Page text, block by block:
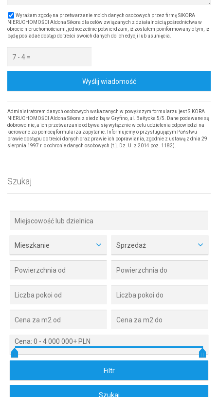
Wyrażam zgodę na przetwarzanie moich danych osobowych przez firmę SIKORA
NIERUCHOMOŚCI Aldona Sikora dla celów związanych z działalnością pośrednictwa w
obrocie nieruchomościami, jednocześnie potwierdzam, iż zostałem poinformowany o tym, iż
będę posiadać dostęp do treści swoich danych do ich edycji lub usunięcia.
Wyślij wiadomość
Administratorem danych osobowych wskazanych w powyższym formularzu jest SIKORA
NIERUCHOMOŚCI Aldona Sikora z siedzibą w Gryfino, ul. Bałtycka 5/5. Dane podawane są
dobrowolnie, a ich przetwarzanie odbywa się wyłącznie w celu udzielenia odpowiedzi na
kierowane za pomocą formularza zapytanie. Informujemy o przysługującym Państwu
prawie dostępu do treści danych oraz prawie ich poprawiania, zgodnie z ustawą z dnia 29
sierpnia 1997 r. o ochronie danych osobowych (t.j. Dz. U. z 2014 poz. 1182).
Szukaj
Mieszkanie Sprzedaż
Cena: 0 - 4 000 000+ PLN